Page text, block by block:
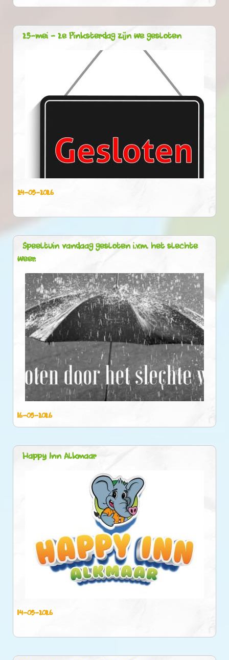
25-mei - 2e Pinksterdag zijn we gesloten
24-05-2026
Speeltuin vandaag gesloten i.v.m. het slechte
weer.
16-05-2026
Happy Inn Alkmaar
14-05-2026